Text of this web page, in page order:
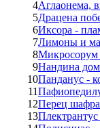
4Аглаонема,
5Драцена
6Иксора -
7Лимоны и
8Микросорум
9Нандина
10Панданус -
11
12Перец
13